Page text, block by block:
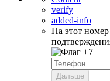
verify
added-info
На этот
+7
Дальше